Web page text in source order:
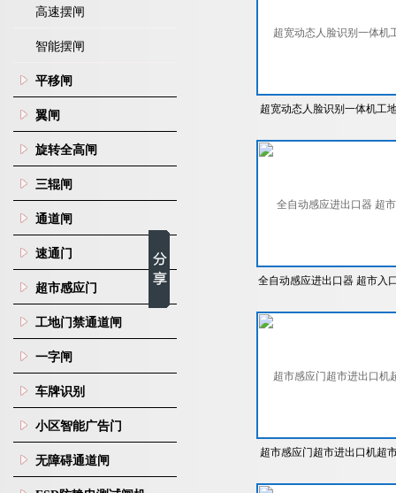
高速摆闸
智能摆闸
平移闸
翼闸
旋转全高闸
三辊闸
通道闸
速通门
超市感应门
工地门禁通道闸
一字闸
车牌识别
小区智能广告门
无障碍通道闸
超宽动态人脸识别一体机工
全自动感应进出口器 超市入
超市感应门超市进出口机超